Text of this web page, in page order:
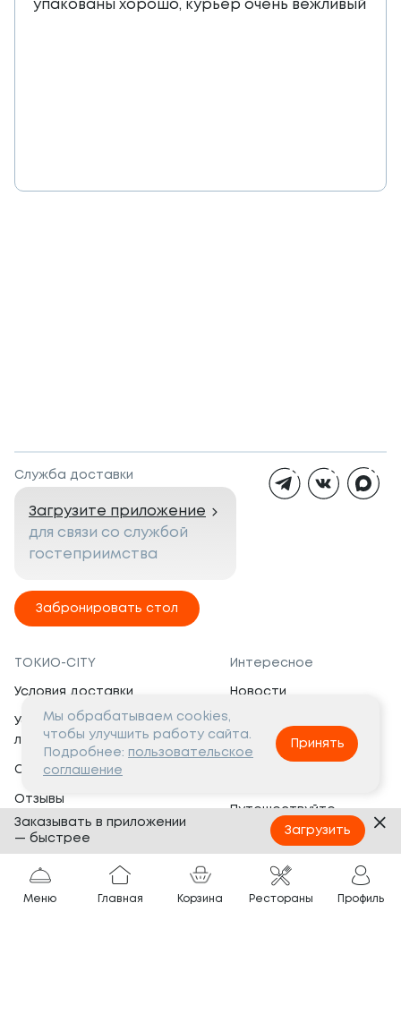
упакованы хорошо, курьер очень вежливый
Служба доставки
Загрузите приложение
для связи со службой
гостеприимства
Забронировать стол
ТОКИО-CITY
Условия доставки
Условия программы
лояльности
Сертификаты
Отзывы
Банкеты
Вопросы и ответы
Интересное
Новости
Вакансии
Социальная жизнь
Путешествуйте
с ТОКИО-CITY
Партнёрам
Франшиза
Меню Главная Корзина Рестораны Профиль
Мы обрабатываем cookies,
чтобы улучшить работу сайта.
Подробнее: пользовательское
соглашение
Принять
Заказывать в приложении
— быстрее
Загрузить